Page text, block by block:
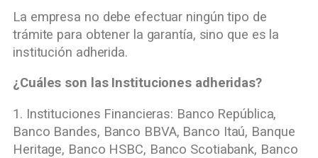
La empresa no debe efectuar ningún tipo de
trámite para obtener la garantía, sino que es la
institución adherida.
¿Cuáles son las Instituciones adheridas?
1. Instituciones Financieras: Banco República,
Banco Bandes, Banco BBVA, Banco Itaú, Banque
Heritage, Banco HSBC, Banco Scotiabank, Banco